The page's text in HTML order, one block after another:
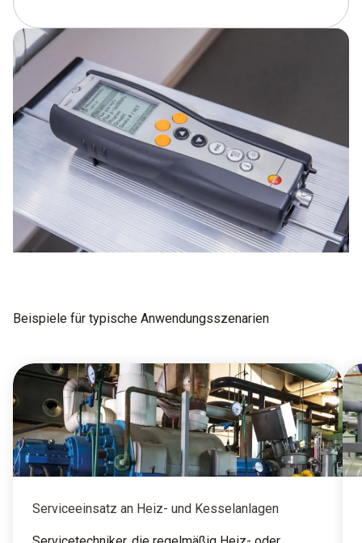
Beispiele für typische Anwendungsszenarien
Serviceeinsatz an Heiz- und Kesselanlagen